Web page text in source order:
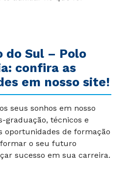
do Sul – Polo
confira as
em nosso site!
seus sonhos em nosso
graduação, técnicos e
oportunidades de formação
o seu futuro
sucesso em sua carreira.